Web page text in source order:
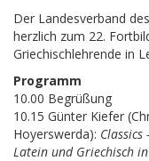
Der Landesverband
herzlich zum 22.
Griechischlehrende in
Programm
10.00 Begrüßung
10.15 Günter Kiefer
Hoyerswerda):
Latein und Griechisch